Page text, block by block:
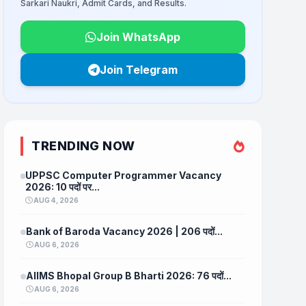
Sarkari Naukri, Admit Cards, and Results.
Join WhatsApp
Join Telegram
TRENDING NOW
UPPSC Computer Programmer Vacancy
2026: 10 पदों पर...
AUG 4, 2026
Bank of Baroda Vacancy 2026 | 206 पदों...
AUG 6, 2026
AIIMS Bhopal Group B Bharti 2026: 76 पदों...
AUG 6, 2026